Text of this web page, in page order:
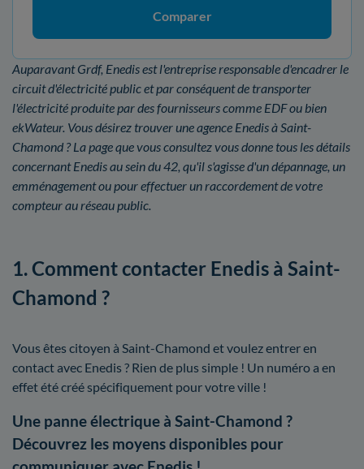
Comparer
Auparavant Grdf, Enedis est l'entreprise responsable d'encadrer le
circuit d'électricité public et par conséquent de transporter
l'électricité produite par des fournisseurs comme EDF ou bien
ekWateur. Vous désirez trouver une agence Enedis à Saint-
Chamond ? La page que vous consultez vous donne tous les détails
concernant Enedis au sein du 42, qu'il s'agisse d'un dépannage, un
emménagement ou pour effectuer un raccordement de votre
compteur au réseau public.
1. Comment contacter Enedis à Saint-
Chamond ?
Vous êtes citoyen à Saint-Chamond et voulez entrer en
contact avec Enedis ? Rien de plus simple ! Un numéro a en
effet été créé spécifiquement pour votre ville !
Une panne électrique à Saint-Chamond ?
Découvrez les moyens disponibles pour